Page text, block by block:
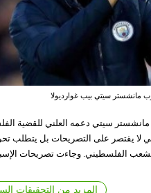
مانشستر سيتي بيب غوارديولا
سيتي دعمه العلني للقضية
لا يقتصر على التصريحات بل يتطلب
الفلسطيني. وجاءت تصريحات
المزيد من التحقيقات